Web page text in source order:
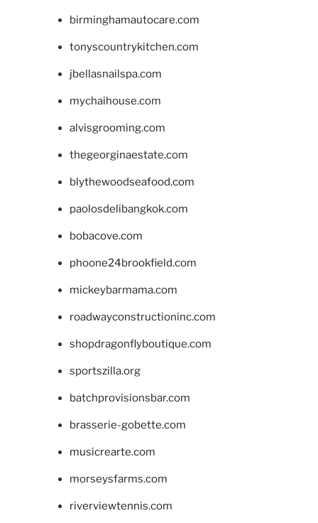
birminghamautocare.com
tonyscountrykitchen.com
jbellasnailspa.com
mychaihouse.com
alvisgrooming.com
thegeorginaestate.com
blythewoodseafood.com
paolosdelibangkok.com
bobacove.com
phoone24brookfield.com
mickeybarmama.com
roadwayconstructioninc.com
shopdragonflyboutique.com
sportszilla.org
batchprovisionsbar.com
brasserie-gobette.com
musicrearte.com
morseysfarms.com
riverviewtennis.com